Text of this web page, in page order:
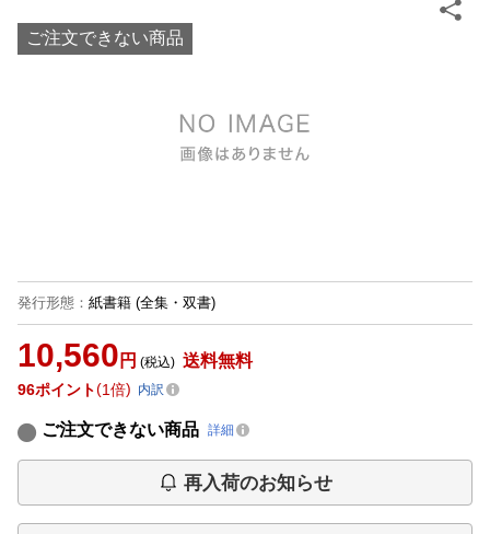
ご注文できない商品
発行形態 ： 紙書籍 (全集・双書)
10,560 円 (税込) 送料無料
96ポイント 1倍 内訳
ご注文できない商品 詳細
再入荷のお知らせ